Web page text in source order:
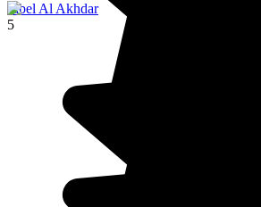
Jabel Al Akhdar
5